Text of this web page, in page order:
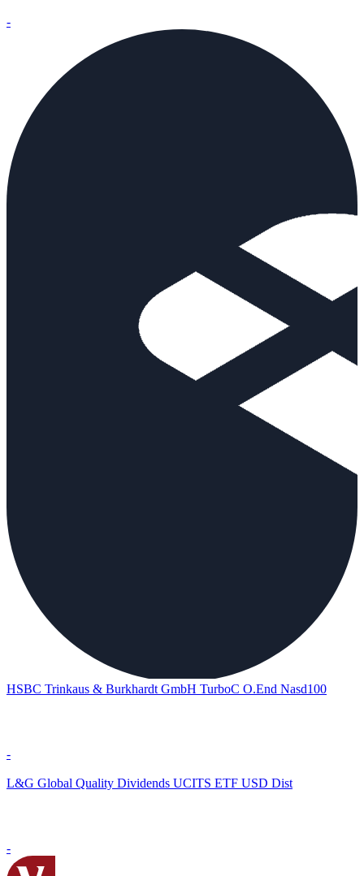
-
HSBC Trinkaus & Burkhardt GmbH TurboC O.End Nasd100
-
L&G Global Quality Dividends UCITS ETF USD Dist
-